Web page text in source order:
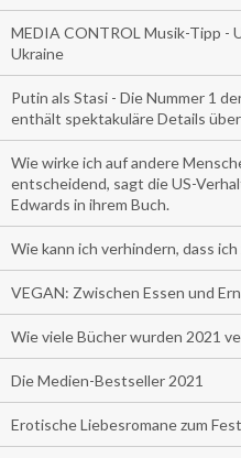
MEDIA CONTROL Musik-Tipp -
Ukraine
Putin als Stasi - Die Nummer 1
enthält spektakuläre Details
Wie wirke ich auf andere
entscheidend, sagt die US-
Edwards in ihrem Buch.
Wie kann ich verhindern, dass ich
VEGAN: Zwischen Essen und
Wie viele Bücher wurden 2021
Die Medien-Bestseller 2021
Erotische Liebesromane zum Fest